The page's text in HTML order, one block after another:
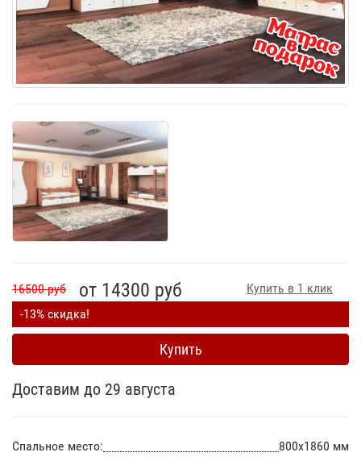
Купить в 1 клик
16500 руб от 14300 руб
-13% скидка!
Купить
Доставим до 29 августа
Спальное место: 800х1860 мм